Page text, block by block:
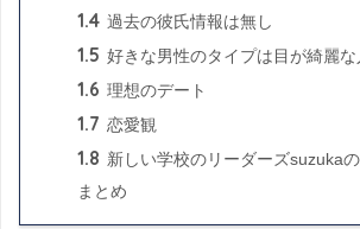
1.4 過去の彼氏情報は無し
1.5 好きな男性のタイプは目が綺麗な
1.6 理想のデート
1.7 恋愛観
1.8 新しい学校のリーダーズsuzuka
まとめ